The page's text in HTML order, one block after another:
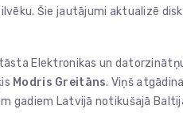
Šie jautājumi aktualizē
Elektronikas un
Modris Greitāns. Viņš
gadiem Latvijā notikušajā